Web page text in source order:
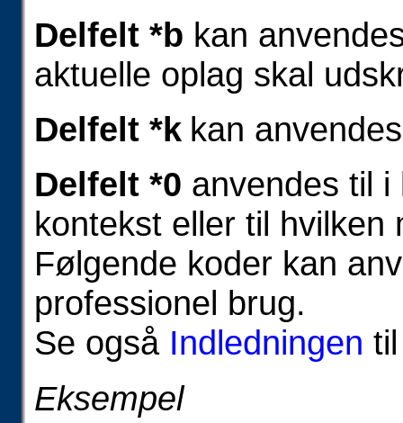
Delfelt *b kan
aktuelle oplag skal
Delfelt *k kan
Delfelt *0 anvendes til
kontekst eller til hvilken
Følgende koder kan
professionel brug.
Se også Indledningen
Eksempel